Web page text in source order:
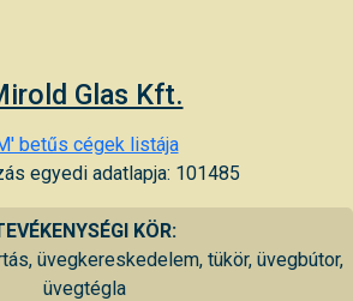
Glas Kft.
betűs cégek listája
egyedi adatlapja: 101485
KÖR:
üvegkereskedelem, tükör, üvegbútor,
üvegtégla